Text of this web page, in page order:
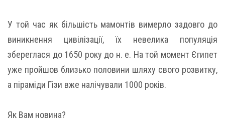
У той час як більшість мамонтів вимерло задовго до
виникнення цивілізації, їх невелика популяція
збереглася до 1650 року до н. е. На той момент Єгипет
уже пройшов близько половини шляху свого розвитку,
а піраміди Гізи вже налічували 1000 років.
Як Вам новина?